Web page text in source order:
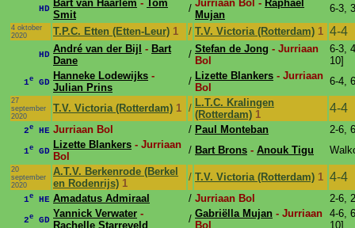
HD Bart van Haarlem -
Tom
Smit
/ Jurriaan Bol - Raphael
Mujan
6-3,
4 oktober
2020
T.P.C. Etten (Etten-Leur) 1 / T.V. Victoria (Rotterdam) 1 4-4
HD André van der Bijl - Bart
Dane
/ Stefan de Jong - Jurriaan
Bol
6-3,
10]
1e GD
Hanneke Lodewijks -
Julian Prins
/ Lizette Blankers - Jurriaan
Bol
6-4,
27
september
2020
T.V. Victoria (Rotterdam) 1 / L.T.C. Kralingen
(Rotterdam) 1 4-4
2e HE Jurriaan Bol / Paul Monteban 2-6,
1e GD
Lizette Blankers - Jurriaan
Bol
/ Bart Brons - Anouk Tigu
20
september
2020
A.T.V. Berkenrode (Berkel
en Rodenrijs) 1
/ T.V. Victoria (Rotterdam) 1 4-4
1e HE Amadatus Admiraal / Jurriaan Bol 2-6,
2e GD
Yannick Verwater -
Rachelle Starreveld
/ Gabriëlla Mujan - Jurriaan
Bol
4-6,
10]